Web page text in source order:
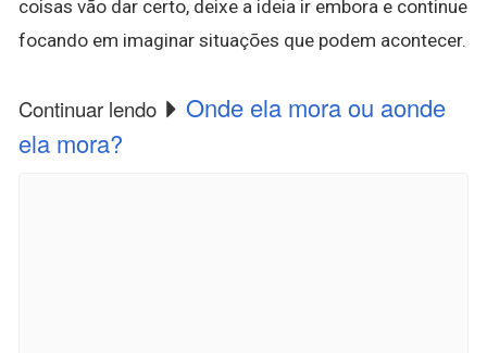
coisas vão dar certo, deixe a ideia ir embora e continue
focando em imaginar situações que podem acontecer.
Continuar lendo
Onde ela mora ou aonde
ela mora?